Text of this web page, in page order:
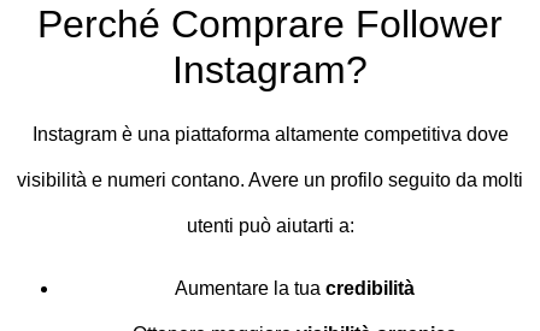
Perché Comprare Follower
Instagram?
Instagram è una piattaforma altamente competitiva dove
visibilità e numeri contano. Avere un profilo seguito da molti
utenti può aiutarti a:
Aumentare la tua credibilità